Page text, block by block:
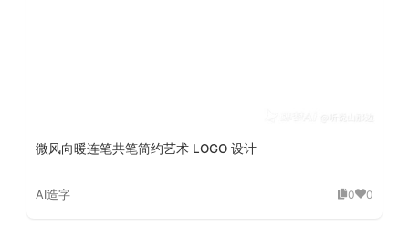
微风向暖连笔共笔简约艺术 LOGO 设计
AI造字 0 0